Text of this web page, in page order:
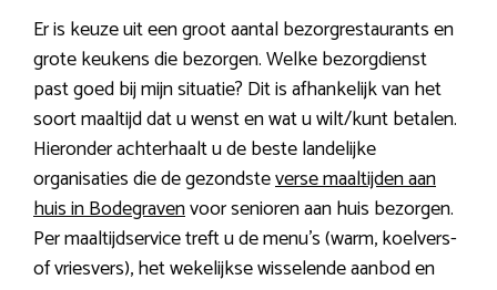
Er is keuze uit een groot aantal bezorgrestaurants en
grote keukens die bezorgen. Welke bezorgdienst
past goed bij mijn situatie? Dit is afhankelijk van het
soort maaltijd dat u wenst en wat u wilt/kunt betalen.
Hieronder achterhaalt u de beste landelijke
organisaties die de gezondsteverse maaltijden aan
huis in Bodegravenvoor senioren aan huis bezorgen.
Per maaltijdservice treft u de menu’s (warm, koelvers-
of vriesvers), het wekelijkse wisselende aanbod en